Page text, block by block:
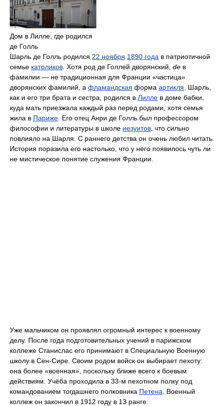
Дом в Лилле, где родился
де Голль
Шарль де Голль родился 22 ноября 1890 года в патриотичной
семье католиков . Хотя род де Голлей дворянский, de в
фамилии — не традиционная для Франции «частица»
дворянских фамилий, а фламандская форма артикля . Шарль,
как и его три брата и сестра, родился в Лилле в доме бабки,
куда мать приезжала каждый раз перед родами, хотя семья
жила в Париже . Его отец Анри де Голль был профессором
философии и литературы в школе иезуитов , что сильно
повлияло на Шарля. С раннего детства он очень любил читать.
История поразила его настолько, что у него появилось чуть ли
не мистическое понятие служения Франции.
Уже мальчиком он проявлял огромный интерес к военному
делу. После года подготовительных учений в парижском
коллеже Станислас его принимают в Специальную Военную
школу в Сен-Сире. Своим родом войск он выбирает пехоту:
она более «военная», поскольку ближе всего к боевым
действиям. Учёба проходила в 33-м пехотном полку под
командованием тогдашнего полковника Петена . Военный
коллеж он закончил в 1912 году в 13 ранге.